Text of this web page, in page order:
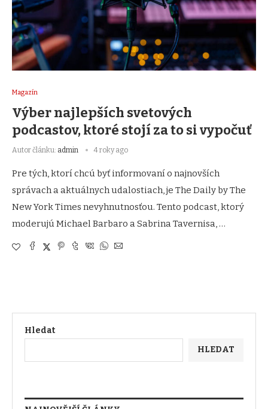
Magazín
Výber najlepších svetových
podcastov, ktoré stojí za to si vypočuť
Autor článku: admin 4 roky ago
Pre tých, ktorí chcú byť informovaní o najnovších
správach a aktuálnych udalostiach, je The Daily by The
New York Times nevyhnutnosťou. Tento podcast, ktorý
moderujú Michael Barbaro a Sabrina Tavernisa, …
Hledat
HLEDAT